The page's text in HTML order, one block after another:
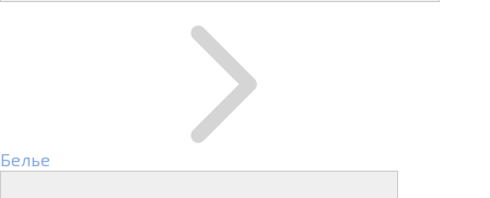
Белье